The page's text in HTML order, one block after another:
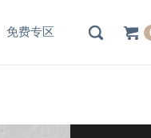
免费专区